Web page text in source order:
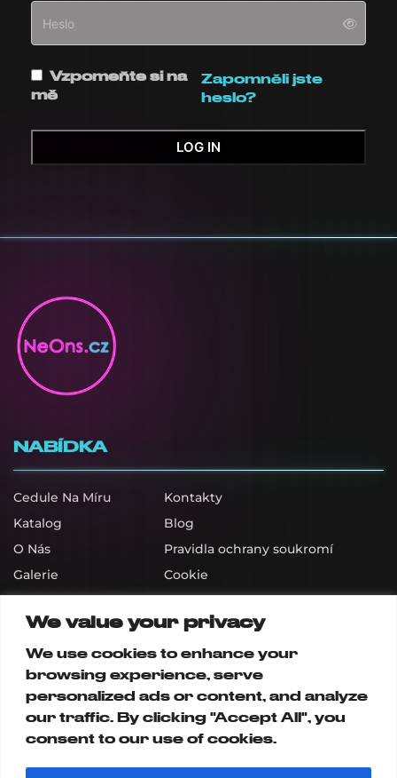
We value your privacy
We use cookies to enhance your
browsing experience, serve
personalized ads or content, and analyze
our traffic. By clicking "Accept All", you
consent to our use of cookies.
Vzpomeňte si na
mě
Zapomněli jste
heslo?
LOG IN
NABÍDKA
Cedule Na Míru
Kontakty
Katalog
Blog
O Nás
Pravidla ochrany soukromí
Galerie
Cookie
neons@neons.cz
+420 773 682 410
+420 773 998 271
+420 777 994 777